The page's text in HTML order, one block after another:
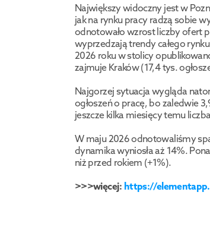
Największy widoczny jest w
jak na rynku pracy radzą sobie
odnotowało wzrost liczby ofert
wyprzedzają trendy całego
2026 roku w stolicy
zajmuje Kraków (17,4 tys.
Najgorzej sytuacja wygląda
ogłoszeń o pracę, bo zaledwie
jeszcze kilka miesięcy temu
W maju 2026 odnotowaliśmy
dynamika wyniosła aż 14%.
niż przed rokiem (+1%).
>>>więcej: https://